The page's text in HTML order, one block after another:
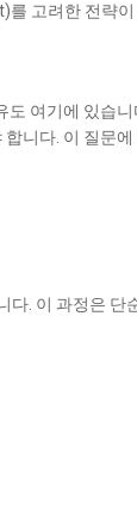
고려한 전략이
도 여기에 있습
니다. 이 질문
다. 이 과정은 단